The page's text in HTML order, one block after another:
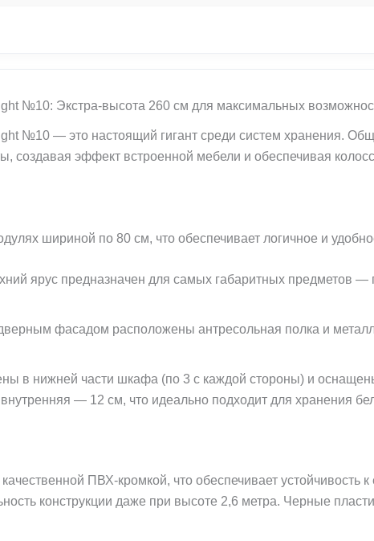
№10: Экстра-высота 260 см для максимальных
№10 — это настоящий гигант среди систем хранения.
создавая эффект встроенной мебели и обеспечивая
шириной по 80 см, что обеспечивает логичное и
ярус предназначен для самых габаритных предметов
фасадом расположены антресольная полка и
в нижней части шкафа (по 3 с каждой стороны) и
— 12 см, что идеально подходит для хранения
ПВХ-кромкой, что обеспечивает устойчивость
конструкции даже при высоте 2,6 метра. Черные